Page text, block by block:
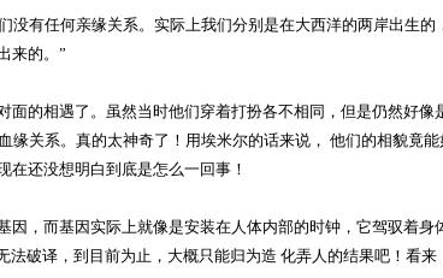
任何亲缘关系。实际上我们分别是在大西洋的两岸出生
来的。”
相遇了。虽然当时他们穿着打扮各不相同，但是仍然好
关系。真的太神奇了！用埃米尔的话来说， 他们的相貌竟
还没想明白到底是怎么一回事！
而基因实际上就像是安装在人体内部的时钟，它驾驭着身
破译，到目前为止，大概只能归为造 化弄人的结果吧！看